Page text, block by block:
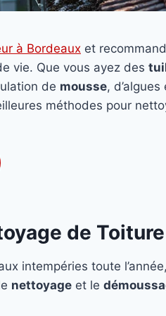
à Bordeaux et
vie. Que vous ayez des
de mousse,
méthodes pour
de
intempéries toute
nettoyage et le